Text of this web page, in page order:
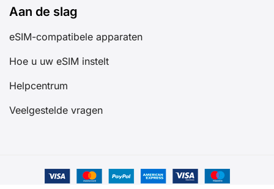
Aan de slag
eSIM-compatibele apparaten
Hoe u uw eSIM instelt
Helpcentrum
Veelgestelde vragen